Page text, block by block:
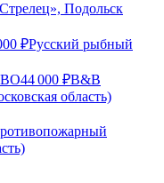
Подольск
₽Русский рыбный
44 000 ₽B&B
область)